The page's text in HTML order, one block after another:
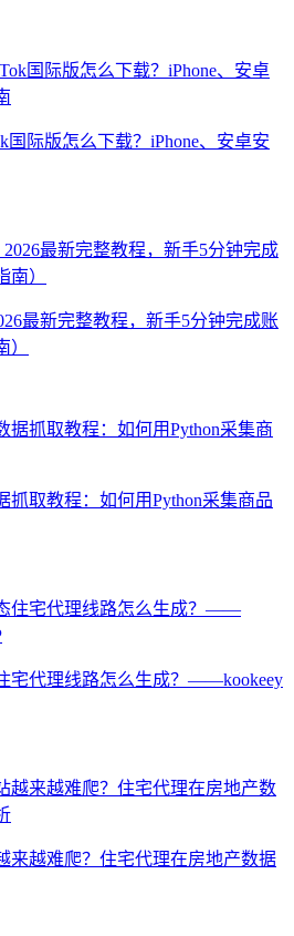
国际版怎么下载？iPhone、安卓安
最新完整教程，新手5分钟完成账
抓取教程：如何用Python采集商品
宅代理线路怎么生成？——kookeey
来越难爬？住宅代理在房地产数据